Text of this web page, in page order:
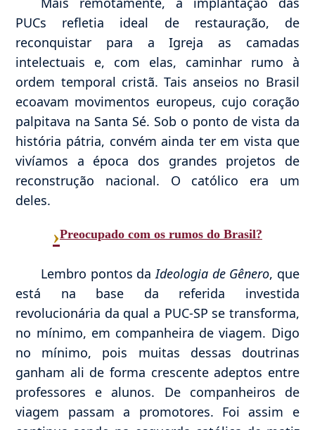
PUCs refletia ideal de restauração, de
reconquistar para a Igreja as camadas
intelectuais e, com elas, caminhar rumo à
ordem temporal cristã. Tais anseios no Brasil
ecoavam movimentos europeus, cujo coração
palpitava na Santa Sé. Sob o ponto de vista da
história pátria, convém ainda ter em vista que
vivíamos a época dos grandes projetos de
reconstrução nacional. O católico era um
deles.
›Preocupado com os rumos do Brasil?
Lembro pontos da Ideologia de Gênero, que
está na base da referida investida
revolucionária da qual a PUC-SP se transforma,
no mínimo, em companheira de viagem. Digo
no mínimo, pois muitas dessas doutrinas
ganham ali de forma crescente adeptos entre
professores e alunos. De companheiros de
viagem passam a promotores. Foi assim e